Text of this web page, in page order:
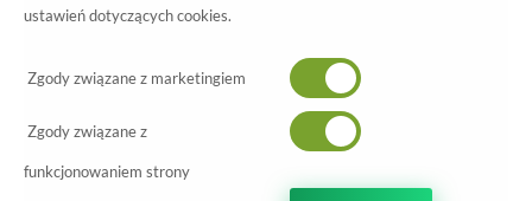
1172 Brąz Welur Skóra Naturalna
-40%
ustawień dotyczących cookies.
Zgody związane z marketingiem
Zgody związane z
funkcjonowaniem strony